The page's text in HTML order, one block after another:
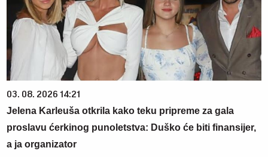
03. 08. 2026 14:21
Jelena Karleuša otkrila kako teku pripreme za gala
proslavu ćerkinog punoletstva: Duško će biti finansijer,
a ja organizator